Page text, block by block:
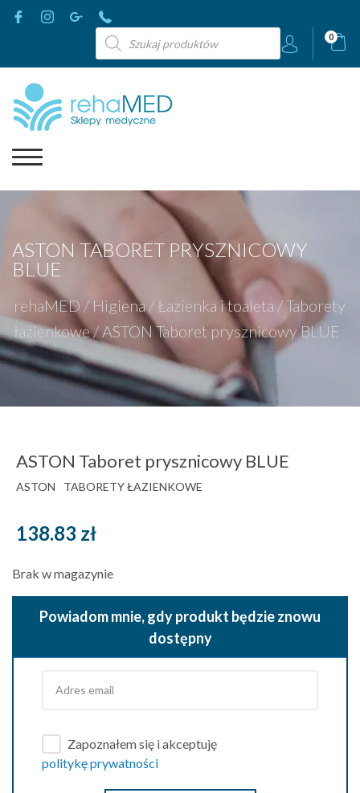
Wyszukiwarka
produktów
0
ASTON TABORET PRYSZNICOWY
BLUE
rehaMED / Higiena / Łazienka i toaleta /Taborety
łazienkowe/ ASTON Taboret prysznicowy BLUE
ASTON Taboret prysznicowy BLUE
ASTON TABORETY ŁAZIENKOWE
138.83 zł
Brak w magazynie
Powiadom mnie, gdy produkt będzie znowu
dostępny
Zapoznałem się i akceptuję
politykę prywatności